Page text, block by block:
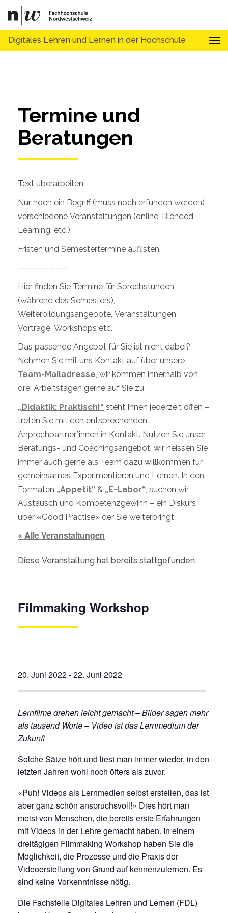
Digitales Lehren und Lernen in der Hochschule
Termine und
Beratungen
Text überarbeiten.
Nur noch ein Begriff (muss noch erfunden werden)
verschiedene Veranstaltungen (online, Blended
Learning, etc.).
Fristen und Semestertermine auflisten.
——————-
Hier finden Sie Termine für Sprechstunden
(während des Semesters),
Weiterbildungsangebote, Veranstaltungen,
Vorträge, Workshops etc.
Das passende Angebot für Sie ist nicht dabei?
Nehmen Sie mit uns Kontakt auf über unsere
Team-Mailadresse , wir kommen innerhalb von
drei Arbeitstagen gerne auf Sie zu.
„Didaktik: Praktisch!“ steht Ihnen jederzeit offen –
treten Sie mit den entsprechenden
Anprechpartner*innen in Kontakt. Nutzen Sie unser
Beratungs- und Coachingsangebot, wir heissen Sie
immer auch gerne als Team dazu willkommen für
gemeinsames Experimentieren und Lernen. In den
Formaten „Appetit“ & „E-Labor“ , suchen wir
Austausch und Kompetenzgewinn – ein Diskurs
über «Good Practise» der Sie weiterbringt.
« Alle Veranstaltungen
Diese Veranstaltung hat bereits stattgefunden.
Filmmaking Workshop
20. Juni 2022-22. Juni 2022
Lernfilme drehen leicht gemacht – Bilder sagen mehr
als tausend Worte – Video ist das Lernmedium der
Zukunft
Solche Sätze hört und liest man immer wieder, in den
letzten Jahren wohl noch öfters als zuvor.
«Puh! Videos als Lernmedien selbst erstellen, das ist
aber ganz schön anspruchsvoll!» Dies hört man
meist von Menschen, die bereits erste Erfahrungen
mit Videos in der Lehre gemacht haben. In einem
dreitägigen Filmmaking Workshop haben Sie die
Möglichkeit, die Prozesse und die Praxis der
Videoerstellung von Grund auf kennenzulernen. Es
sind keine Vorkenntnisse nötig.
Die Fachstelle Digitales Lehren und Lernen (FDL)